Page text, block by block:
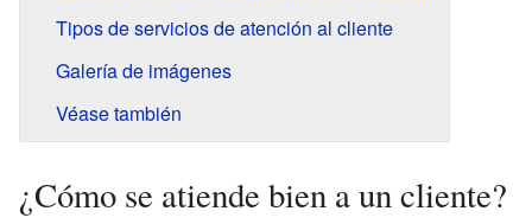
Tipos de servicios de atención al cliente
Galería de imágenes
Véase también
¿Cómo se atiende bien a un cliente?